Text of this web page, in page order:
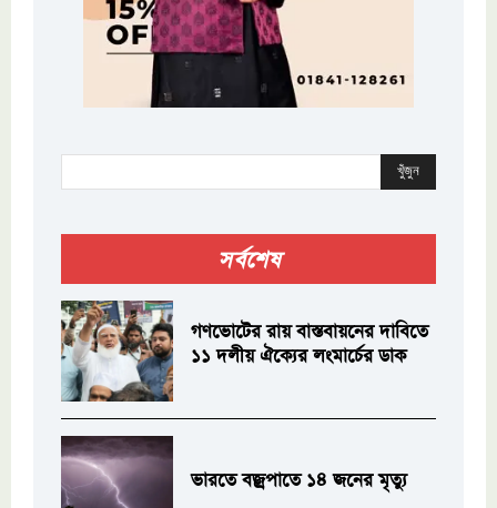
খুঁজুন
সর্বশেষ
গণভোটের রায় বাস্তবায়নের দাবিতে
১১ দলীয় ঐক্যের লংমার্চের ডাক
ভারতে বজ্রপাতে ১৪ জনের মৃত্যু